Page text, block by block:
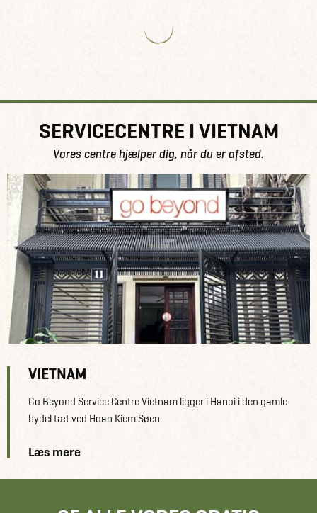
SERVICECENTRE I VIETNAM
Vores centre hjælper dig, når du er afsted.
VIETNAM
Go Beyond Service Centre Vietnam ligger i Hanoi i den gamle
bydel tæt ved Hoan Kiem Søen.
Læs mere